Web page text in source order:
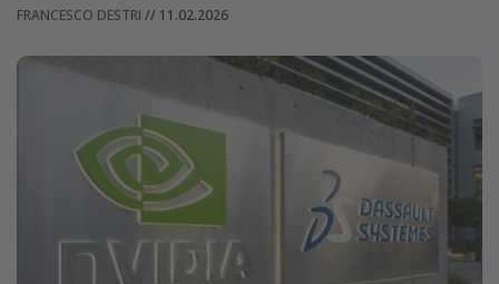
FRANCESCO DESTRI // 11.02.2026